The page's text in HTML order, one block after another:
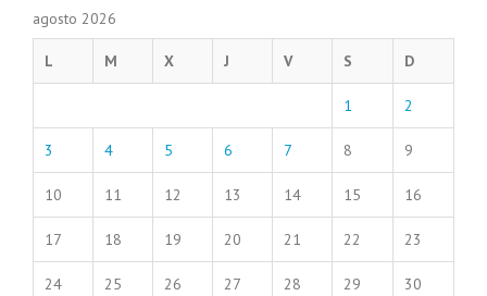
agosto 2026
L M X J V S D
1 2
3 4 5 6 7 8 9
10 11 12 13 14 15 16
17 18 19 20 21 22 23
24 25 26 27 28 29 30